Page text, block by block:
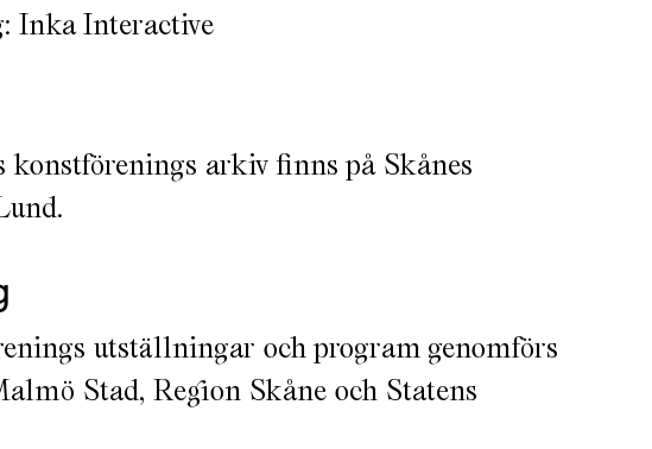
Inka Interactive
konstförenings arkiv finns på Skånes
utställningar och program genomförs
Stad, Region Skåne och Statens